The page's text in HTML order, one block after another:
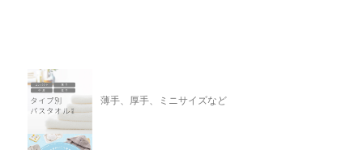
薄手、厚手、ミニサイズなど